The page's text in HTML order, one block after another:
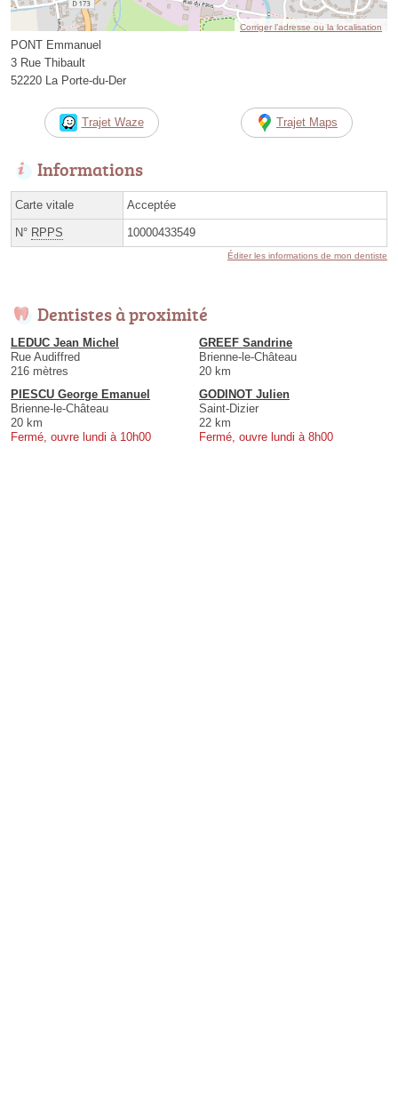
Corriger l’adresse ou la localisation
PONT Emmanuel
3 Rue Thibault
52220 La Porte-du-Der
Trajet Waze Trajet Maps
Informations
Carte vitale Acceptée
N° RPPS 10000433549
Éditer les informations de mon dentiste
Dentistes à proximité
LEDUC Jean Michel
Rue Audiffred
216 mètres
GREEF Sandrine
Brienne-le-Château
20 km
PIESCU George Emanuel
Brienne-le-Château
20 km
Fermé, ouvre lundi à 10h00
GODINOT Julien
Saint-Dizier
22 km
Fermé, ouvre lundi à 8h00